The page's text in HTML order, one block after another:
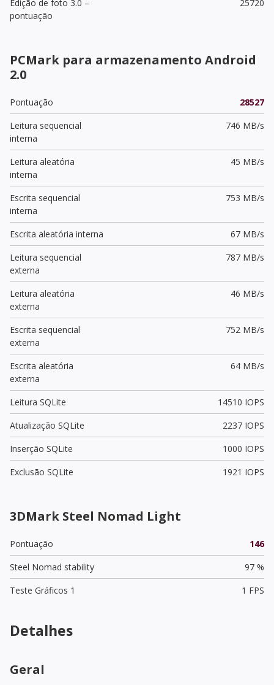
Edição de foto 3.0 –
pontuação
25720
PCMark para armazenamento Android
2.0
Pontuação
28527
Leitura sequencial
interna
746 MB/s
Leitura aleatória
interna
45 MB/s
Escrita sequencial
interna
753 MB/s
Escrita aleatória interna
67 MB/s
Leitura sequencial
externa
787 MB/s
Leitura aleatória
externa
46 MB/s
Escrita sequencial
externa
752 MB/s
Escrita aleatória
externa
64 MB/s
Leitura SQLite
14510 IOPS
Atualização SQLite
2237 IOPS
Inserção SQLite
1000 IOPS
Exclusão SQLite
1921 IOPS
3DMark Steel Nomad Light
Pontuação
146
Steel Nomad stability
97 %
Teste Gráficos 1
1 FPS
Detalhes
Geral